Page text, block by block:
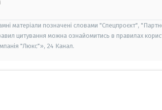
матеріали позначені словами "Спецпроєкт",
цитування можна ознайомитись в правилах
"Люкс"», 24 Канал.